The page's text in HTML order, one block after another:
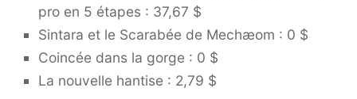
pro en 5 étapes : 37,67 $
Sintara et le Scarabée de Mechæom : 0 $
Coincée dans la gorge : 0 $
La nouvelle hantise : 2,79 $